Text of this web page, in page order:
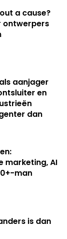
a cause?
ontwerpers
aanjager
en
dan
marketing, AI
man
is dan